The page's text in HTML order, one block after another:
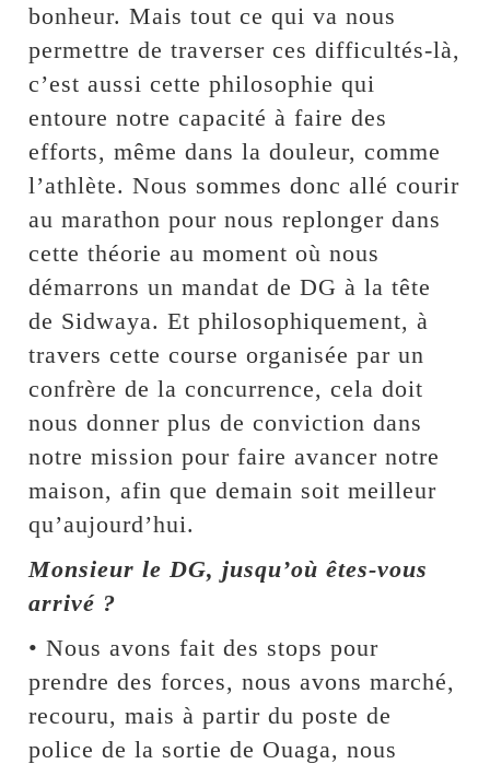
bonheur. Mais tout ce qui va nous
permettre de traverser ces difficultés-là,
c’est aussi cette philosophie qui
entoure notre capacité à faire des
efforts, même dans la douleur, comme
l’athlète. Nous sommes donc allé courir
au marathon pour nous replonger dans
cette théorie au moment où nous
démarrons un mandat de DG à la tête
de Sidwaya. Et philosophiquement, à
travers cette course organisée par un
confrère de la concurrence, cela doit
nous donner plus de conviction dans
notre mission pour faire avancer notre
maison, afin que demain soit meilleur
qu’aujourd’hui.
Monsieur le DG, jusqu’où êtes-vous
arrivé ?
• Nous avons fait des stops pour
prendre des forces, nous avons marché,
recouru, mais à partir du poste de
police de la sortie de Ouaga, nous